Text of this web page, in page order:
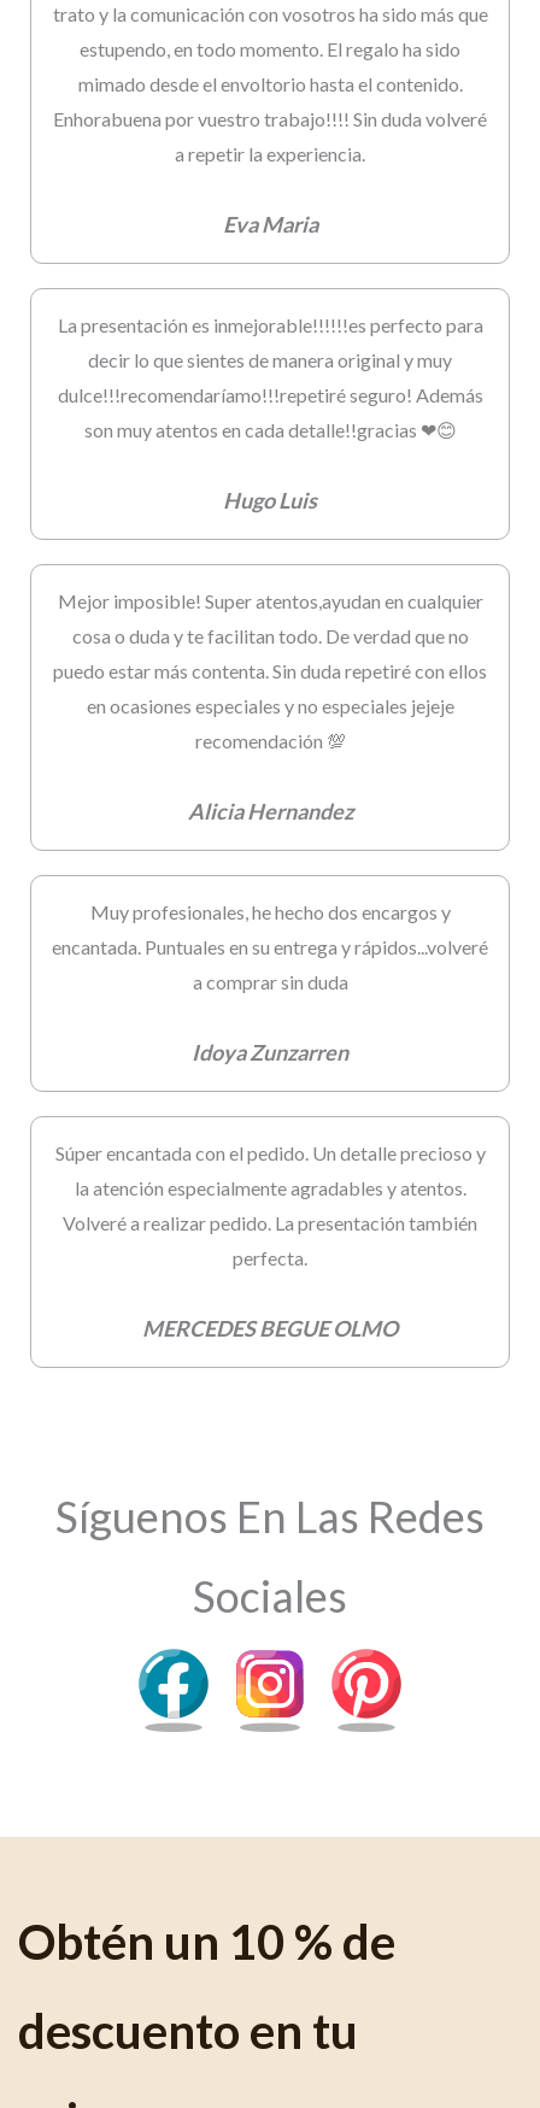
trato y la comunicación con vosotros ha sido más que
estupendo, en todo momento. El regalo ha sido
mimado desde el envoltorio hasta el contenido.
Enhorabuena por vuestro trabajo!!!! Sin duda volveré
a repetir la experiencia.
Eva Maria
La presentación es inmejorable!!!!!!es perfecto para
decir lo que sientes de manera original y muy
dulce!!!recomendaríamo!!!repetiré seguro! Además
son muy atentos en cada detalle!!gracias ❤😊
Hugo Luis
Mejor imposible! Super atentos,ayudan en cualquier
cosa o duda y te facilitan todo. De verdad que no
puedo estar más contenta. Sin duda repetiré con ellos
en ocasiones especiales y no especiales jejeje
recomendación 💯
Alicia Hernandez
Muy profesionales, he hecho dos encargos y
encantada. Puntuales en su entrega y rápidos...volveré
a comprar sin duda
Idoya Zunzarren
Súper encantada con el pedido. Un detalle precioso y
la atención especialmente agradables y atentos.
Volveré a realizar pedido. La presentación también
perfecta.
MERCEDES BEGUE OLMO
Síguenos En Las Redes
Sociales
Obtén un 10 % de
descuento en tu